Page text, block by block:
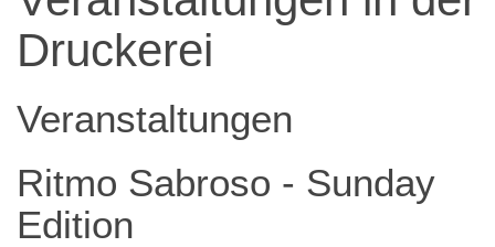
Druckerei
Veranstaltungen
Ritmo Sabroso - Sunday
Edition